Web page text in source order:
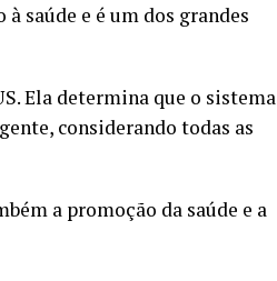
saúde e é um dos grandes
Ela determina que o sistema
considerando todas as
a promoção da saúde e a